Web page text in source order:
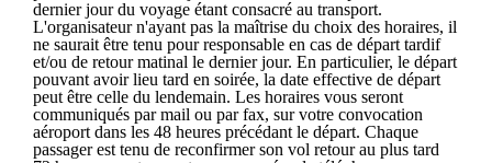
dernier jour du voyage étant consacré au transport.
L'organisateur n'ayant pas la maîtrise du choix des horaires, il
ne saurait être tenu pour responsable en cas de départ tardif
et/ou de retour matinal le dernier jour. En particulier, le départ
pouvant avoir lieu tard en soirée, la date effective de départ
peut être celle du lendemain. Les horaires vous seront
communiqués par mail ou par fax, sur votre convocation
aéroport dans les 48 heures précédant le départ. Chaque
passager est tenu de reconfirmer son vol retour au plus tard